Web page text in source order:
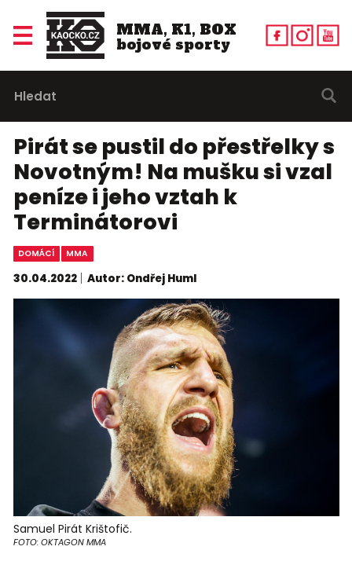
MMA, K1, BOX
bojové sporty
Pirát se pustil do přestřelky s
Novotným! Na mušku si vzal
peníze i jeho vztah k
Terminátorovi
DOMÁCÍ MMA
30.04.2022 Autor: Ondřej Huml
Samuel Pirát Krištofič.
FOTO: OKTAGON MMA